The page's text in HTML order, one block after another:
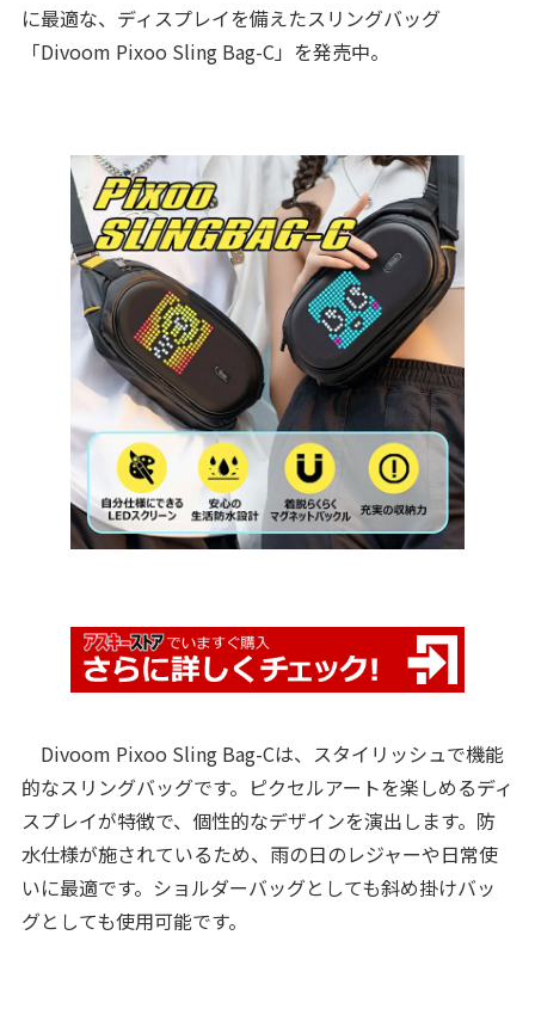
に最適な、ディスプレイを備えたスリングバッグ
「Divoom Pixoo Sling Bag-C」を発売中。
Divoom Pixoo Sling Bag-Cは、スタイリッシュで機能
的なスリングバッグです。ピクセルアートを楽しめるディ
スプレイが特徴で、個性的なデザインを演出します。防
水仕様が施されているため、雨の日のレジャーや日常使
いに最適です。ショルダーバッグとしても斜め掛けバッ
グとしても使用可能です。